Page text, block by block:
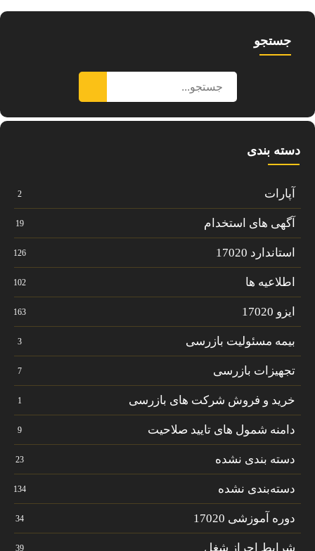
جستجو
دسته بندی
آپارات 2
آگهی های استخدام 19
استاندارد 17020 126
اطلاعیه ها 102
ایزو 17020 163
بیمه مسئولیت بازرسی 3
تجهیزات بازرسی 7
خرید و فروش شرکت های بازرسی 1
دامنه شمول های تایید صلاحیت 9
دسته بندی نشده 23
دسته‌بندی نشده 134
دوره آموزشی 17020 34
شرایط احراز شغل 39